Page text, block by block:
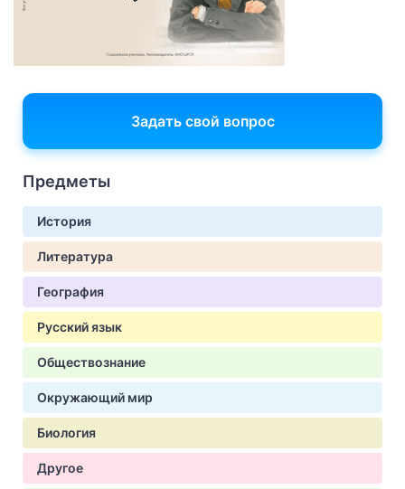
Задать свой вопрос
Предметы
История
Литература
География
Русский язык
Обществознание
Окружающий мир
Биология
Другое